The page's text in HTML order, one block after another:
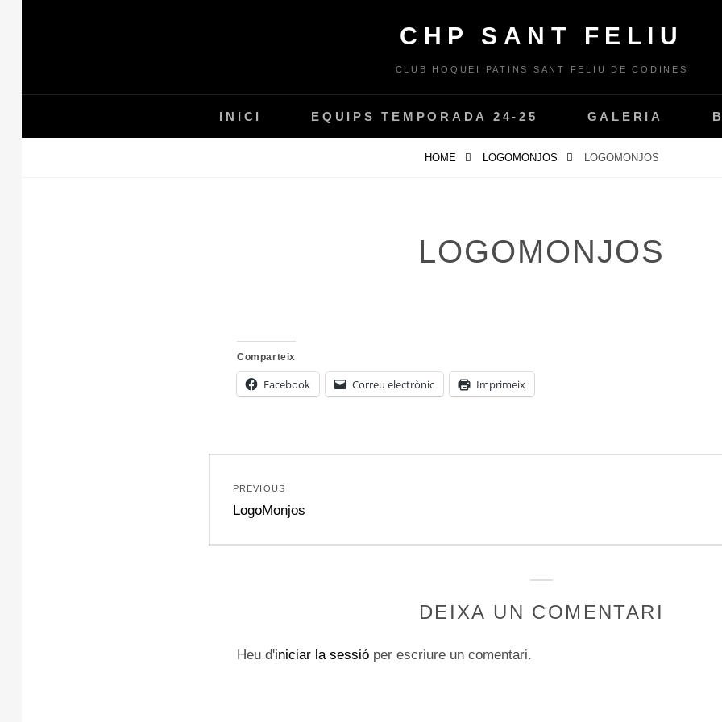
CHP SANT FELIU
CLUB HOQUEI PATINS SANT FELIU DE CODINES
INICI EQUIPS TEMPORADA 24-25 GALERIA
HOME LOGOMONJOS LOGOMONJOS
LOGOMONJOS
Comparteix
Facebook Correu electrònic Imprimeix
d'entrades
PREVIOUS
Previous
LogoMonjos
DEIXA UN COMENTARI
Heu d'iniciar la sessió per escriure un comentari.